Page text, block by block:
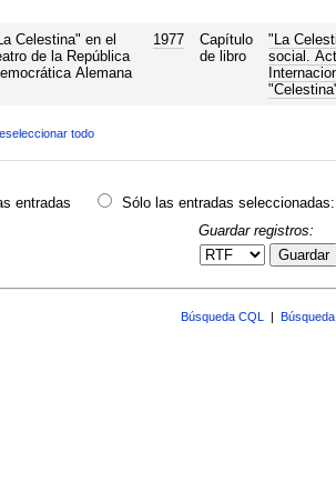
Celestina" en el
de la República
Alemana
1977
Capítulo
de libro
"La
social.
todo
entradas
Sólo las entradas seleccionadas:
Guardar registros:
Guardar
Búsqueda CQL